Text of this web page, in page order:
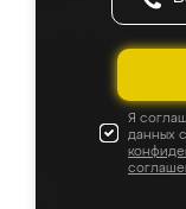
Я
данных